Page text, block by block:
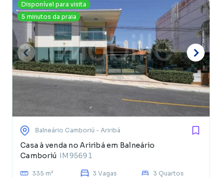
Disponível para visita
5 minutos da praia
Balneário Camboriú - Ariribá
Casa à venda no Ariribá em Balneário
Camboriú IM95691
335 m² 3 Vagas
3 Quartos